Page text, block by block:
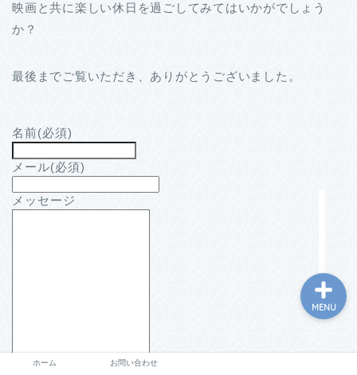
映画と共に楽しい休日を過ごしてみてはいかがでしょう
か？
最後までご覧いただき、ありがとうございました。
名前(必須)
メール(必須)
メッセージ
ホーム お問い合わせ
MENU